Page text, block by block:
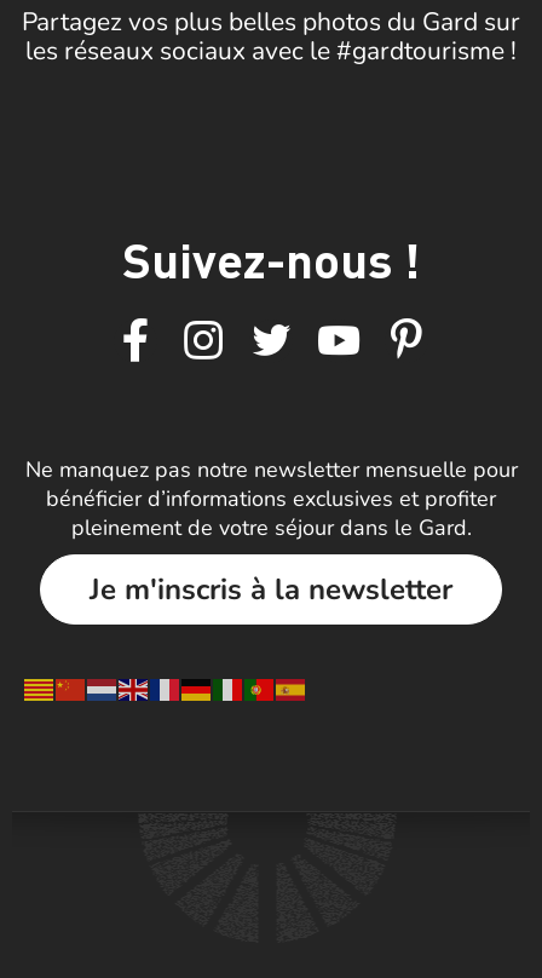
Partagez vos plus belles photos du Gard sur
les réseaux sociaux avec le #gardtourisme !
Suivez-nous !
Ne manquez pas notre newsletter mensuelle pour
bénéficier d’informations exclusives et profiter
pleinement de votre séjour dans le Gard.
Je m'inscris à la newsletter